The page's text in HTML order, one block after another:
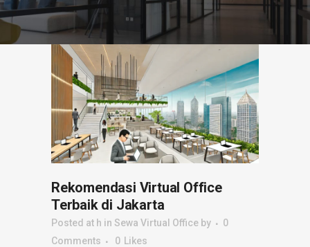
Rekomendasi Virtual Office
Terbaik di Jakarta
Posted at h in Sewa Virtual Office by
0
Comments
0 Likes